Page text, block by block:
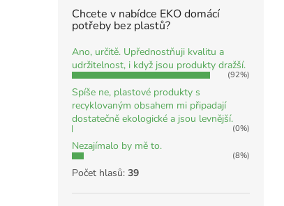
Chcete v nabídce EKO domácí
potřeby bez plastů?
Ano, určitě. Upřednostňuji kvalitu a
udržitelnost, i když jsou produkty dražší.
(92%)
Spíše ne, plastové produkty s
recyklovaným obsahem mi připadají
dostatečně ekologické a jsou levnější.
(0%)
Nezajímalo by mě to.
(8%)
Počet hlasů: 39